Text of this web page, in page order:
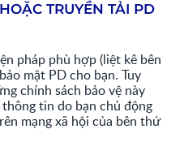
TRUYỀN TẢI PD
pháp phù hợp (liệt kê bên
mật PD cho bạn. Tuy
chính sách bảo vệ này
tin do bạn chủ động
mạng xã hội của bên thứ